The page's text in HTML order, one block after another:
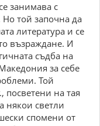
занимава с
Но той започна да
литература и се
възраждане. И
съдба на
за себе
Той
посветени на тая
някои светли
спомени от